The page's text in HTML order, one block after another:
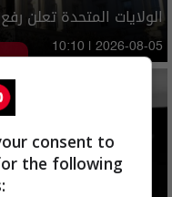
الولايات المتحدة تعلن
10:10 | 2026-08-05
consent to
the following